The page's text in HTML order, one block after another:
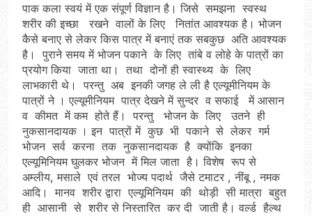
पाक कला स्वयं में एक संपूर्ण विज्ञान है। जिसे समझना स्वस्थ
शरीर की इच्छा रखने वालों के लिए नितांत आवश्यक है। भोजन
कैसे बनाए से लेकर किस पात्र में बनाएं तक सबकुछ अति आवश्यक
है। पुराने समय में भोजन पकाने के लिए तांबे व लोहे के पात्रों का
प्रयोग किया जाता था। तथा दोनों ही स्वास्थ्य के लिए
लाभकारी थे। परन्तु अब इनकी जगह ले ली है एल्यूमीनियम के
पात्रों ने । एल्यूमीनियम पात्र देखने में सुन्दर व सफाई में आसान
व कीमत में कम होते हैं। परन्तु भोजन के लिए उतने ही
नुकसानदायक । इन पात्रों में कुछ भी पकाने से लेकर गर्म
भोजन सर्व करना तक नुकसानदायक है क्योंकि इनका
एल्यूमिनियम घुलकर भोजन में मिल जाता है। विशेष रूप से
अम्लीय, मसाले एवं तरल भोज्य पदार्थ जैसे टमाटर , नींबू , नमक
आदि। मानव शरीर द्वारा एल्यूमिनियम की थोड़ी सी मात्रा बहुत
ही आसानी से शरीर से निस्तारित कर दी जाती है। वर्ल्ड हैल्थ